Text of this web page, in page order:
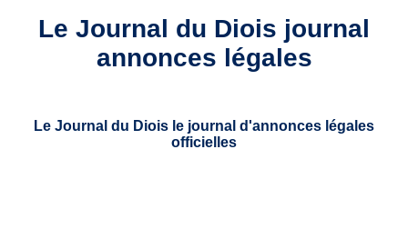
Le Journal du Diois journal
annonces légales
Le Journal du Diois le journal d'annonces légales
officielles